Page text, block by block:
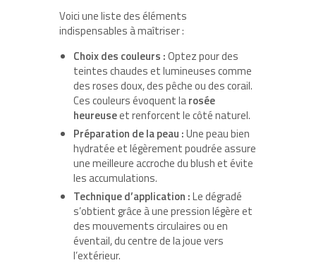
Voici une liste des éléments
indispensables à maîtriser :
Choix des couleurs :Optez pour des
teintes chaudes et lumineuses comme
des roses doux, des pêche ou des corail.
Ces couleurs évoquent larosée
heureuseet renforcent le côté naturel.
Préparation de la peau :Une peau bien
hydratée et légèrement poudrée assure
une meilleure accroche du blush et évite
les accumulations.
Technique d’application :Le dégradé
s’obtient grâce à une pression légère et
des mouvements circulaires ou en
éventail, du centre de la joue vers
l’extérieur.